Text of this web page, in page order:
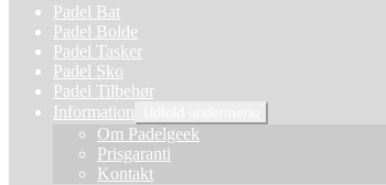
Padel Bat
Padel Bolde
Padel Tasker
Padel Sko
Padel Tilbehør
Information
Om Padelgeek
Prisgaranti
Kontakt